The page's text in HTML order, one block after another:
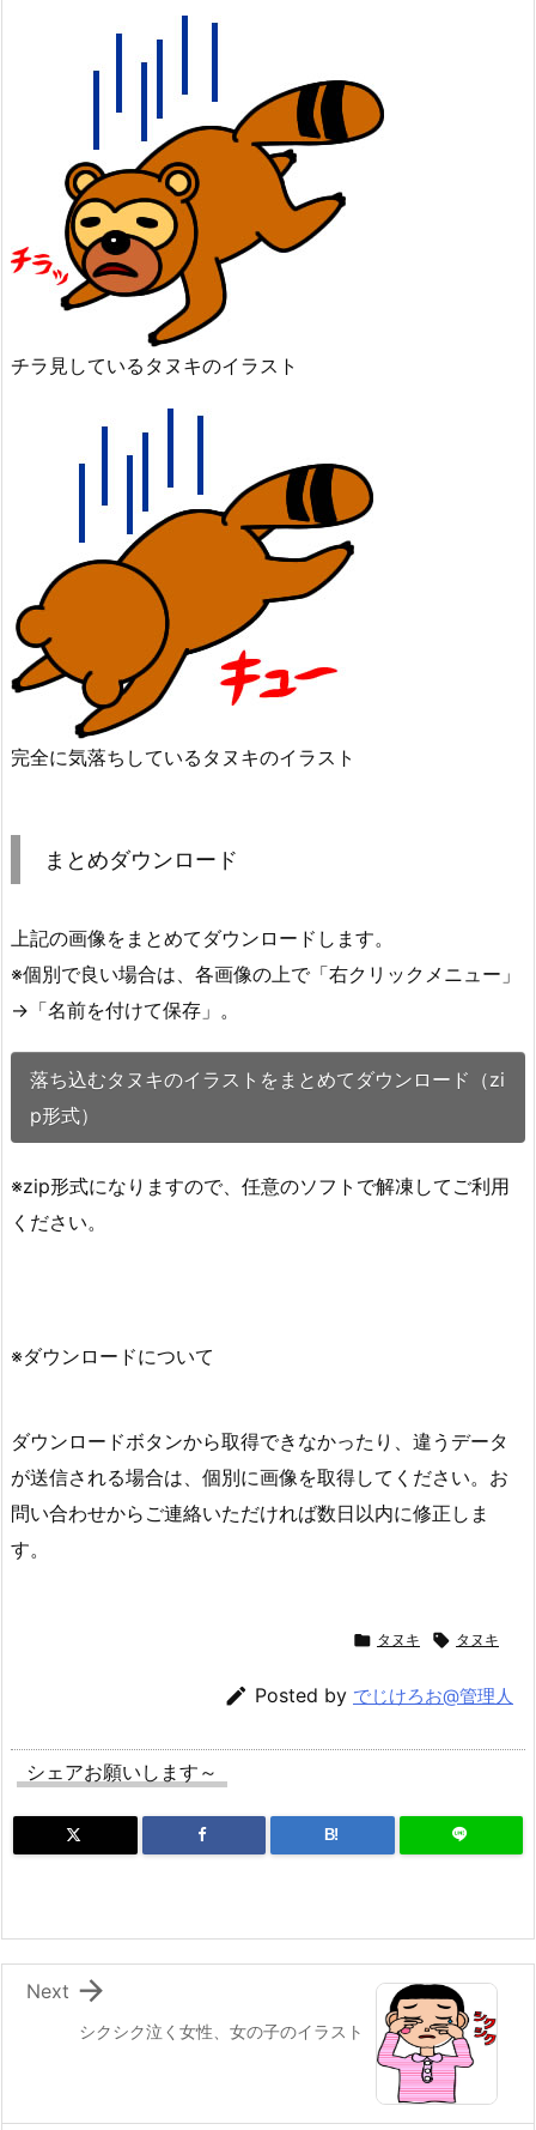
チラ見しているタヌキのイラスト
完全に気落ちしているタヌキのイラスト
まとめダウンロード
上記の画像をまとめてダウンロードします。
※個別で良い場合は、各画像の上で「右クリックメニュー」
→「名前を付けて保存」。
落ち込むタヌキのイラストをまとめてダウンロード（zi
p形式）
※zip形式になりますので、任意のソフトで解凍してご利用
ください。
※ダウンロードについて
ダウンロードボタンから取得できなかったり、違うデータ
が送信される場合は、個別に画像を取得してください。お
問い合わせからご連絡いただければ数日以内に修正しま
す。
 タヌキ  タヌキ
 Posted by でじけろお@管理人
シェアお願いします～
B!
シクシク泣く女性、女の子のイラスト

Next